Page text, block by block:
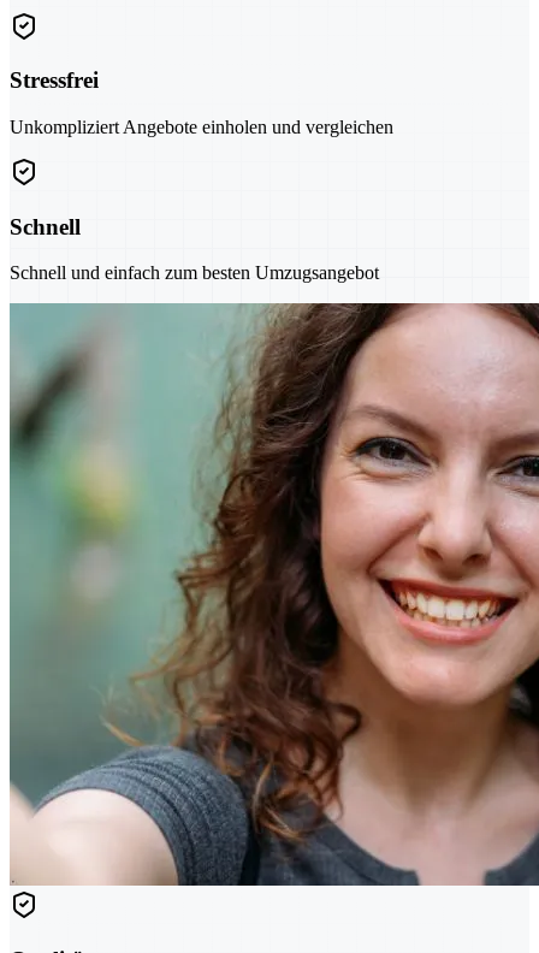
Stressfrei
Unkompliziert Angebote einholen und vergleichen
Schnell
Schnell und einfach zum besten Umzugsangebot